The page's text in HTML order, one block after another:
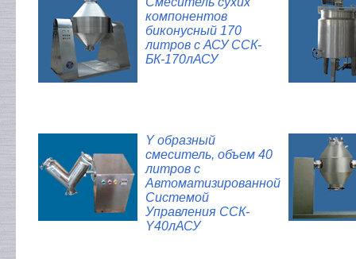
компонентов
биконусный 170
литров с АСУ ССК-
БК-170лАСУ
Y образный
смеситель, объем 40
литров с
Автоматизированной
Системой
Управления ССК-
Y40лАСУ